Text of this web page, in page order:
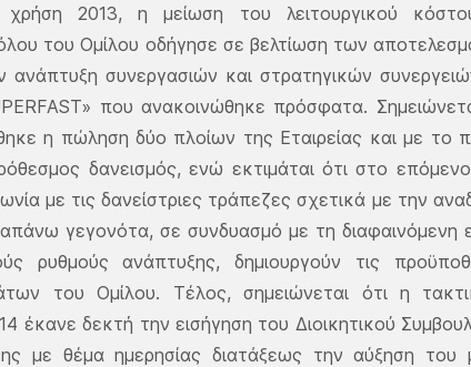
2013, η μείωση του λειτουργικού
του Ομίλου οδήγησε σε βελτίωση των
ανάπτυξη συνεργασιών και στρατηγικών
που ανακοινώθηκε πρόσφατα.
η πώληση δύο πλοίων της Εταιρείας και με το
δανεισμός, ενώ εκτιμάται ότι στο
με τις δανείστριες τράπεζες σχετικά με την
γεγονότα, σε συνδυασμό με τη διαφαινόμενη
ρυθμούς ανάπτυξης, δημιουργούν τις
του Ομίλου. Τέλος, σημειώνεται ότι η
έκανε δεκτή την εισήγηση του Διοικητικού
με θέμα ημερησίας διατάξεως την αύξηση του